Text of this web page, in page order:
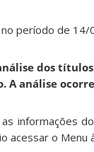
período de
dos
A análise
informações
acessar o Menu